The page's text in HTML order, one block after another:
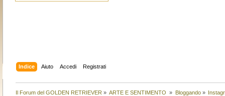
Indice Aiuto Accedi Registrati
Il Forum del GOLDEN RETRIEVER » ARTE E SENTIMENTO » Bloggando»